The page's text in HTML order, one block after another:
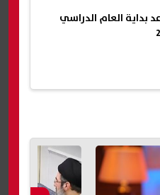
بداية العام الدراسي